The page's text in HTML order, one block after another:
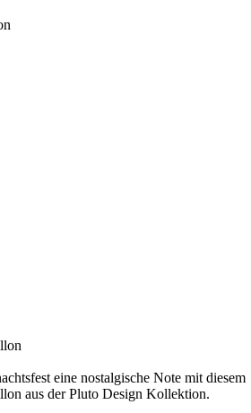
eine nostalgische Note mit diesem
aus der Pluto Design Kollektion.